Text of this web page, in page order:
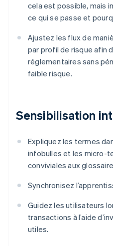
cela est possible, mais
ce qui se passe et
Ajustez les flux de
par profil de risque afin
réglementaires sans
faible risque.
Sensibilisation
Expliquez les termes
infobulles et les micro-
conviviales aux
Synchronisez
Guidez les utilisateurs
transactions à l’aide
utiles.